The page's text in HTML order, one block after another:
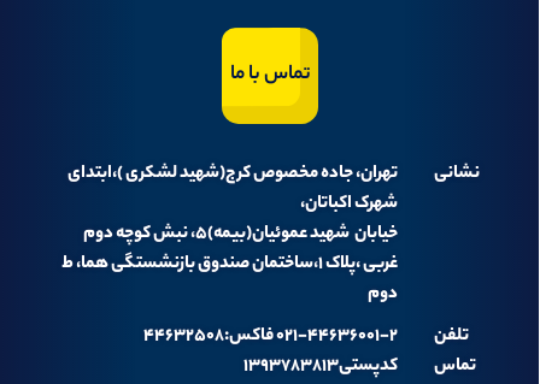
تماس با ما
نشانی
تهران، جاده مخصوص کرج(شهید لشکری )،ابتدای
شهرک اکباتان،
خیابان شهید عموئیان(بیمه)۵، نبش کوچه دوم
غربی ،پلاک ۱،ساختمان صندوق بازنشستگی هما، ط
دوم
تلفن
تماس
۰۲۱-۴۴۶۳۶۰۰۱-۲ فاکس:۴۴۶۳۲۵۰۸
کدپستی۱۳۹۳۷۸۳۸۱۳